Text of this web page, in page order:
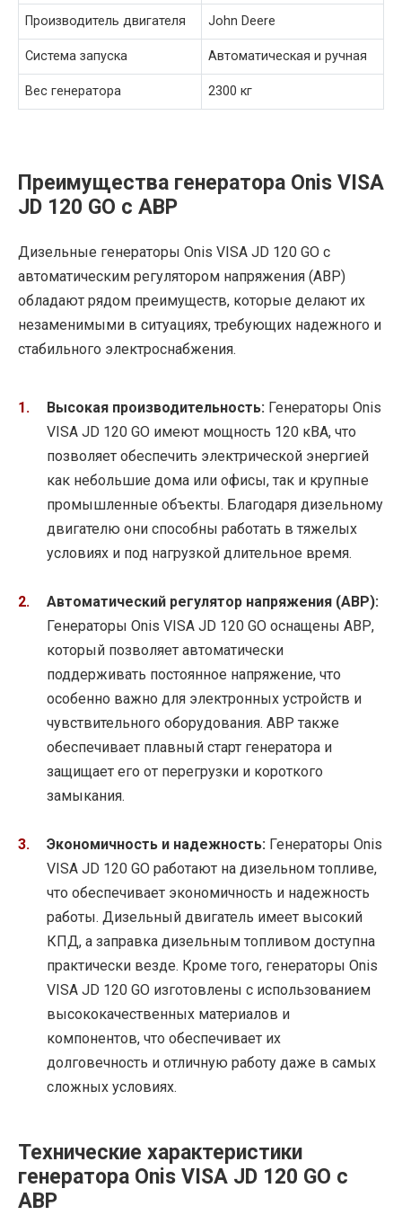
Производитель двигателя John Deere
Система запуска Автоматическая и ручная
Вес генератора 2300 кг
Преимущества генератора Onis VISA
JD 120 GO с АВР
Дизельные генераторы Onis VISA JD 120 GO с
автоматическим регулятором напряжения (АВР)
обладают рядом преимуществ, которые делают их
незаменимыми в ситуациях, требующих надежного и
стабильного электроснабжения.
Высокая производительность: Генераторы Onis
VISA JD 120 GO имеют мощность 120 кВА, что
позволяет обеспечить электрической энергией
как небольшие дома или офисы, так и крупные
промышленные объекты. Благодаря дизельному
двигателю они способны работать в тяжелых
условиях и под нагрузкой длительное время.
Автоматический регулятор напряжения (АВР):
Генераторы Onis VISA JD 120 GO оснащены АВР,
который позволяет автоматически
поддерживать постоянное напряжение, что
особенно важно для электронных устройств и
чувствительного оборудования. АВР также
обеспечивает плавный старт генератора и
защищает его от перегрузки и короткого
замыкания.
Экономичность и надежность: Генераторы Onis
VISA JD 120 GO работают на дизельном топливе,
что обеспечивает экономичность и надежность
работы. Дизельный двигатель имеет высокий
КПД, а заправка дизельным топливом доступна
практически везде. Кроме того, генераторы Onis
VISA JD 120 GO изготовлены с использованием
высококачественных материалов и
компонентов, что обеспечивает их
долговечность и отличную работу даже в самых
сложных условиях.
Технические характеристики
генератора Onis VISA JD 120 GO с
АВР